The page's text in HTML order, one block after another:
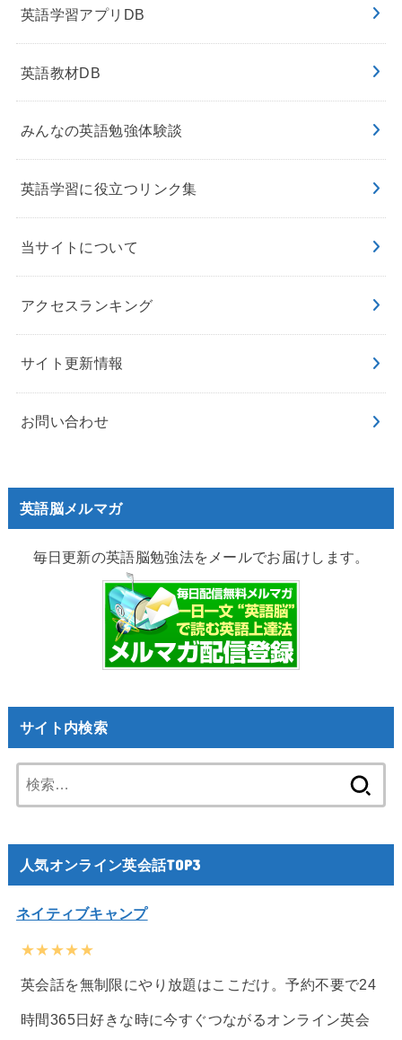
英語学習アプリDB
英語教材DB
みんなの英語勉強体験談
英語学習に役立つリンク集
当サイトについて
アクセスランキング
サイト更新情報
お問い合わせ
英語脳メルマガ
毎日更新の英語脳勉強法をメールでお届けします。
サイト内検索
索:
人気オンライン英会話TOP3
ネイティブキャンプ
★★★★★
英会話を無制限にやり放題はここだけ。予約不要で24
時間365日好きな時に今すぐつながるオンライン英会